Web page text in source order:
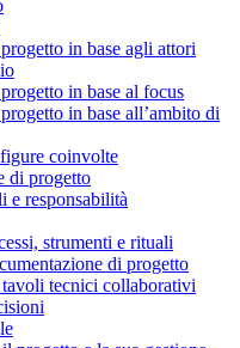
in base agli attori
in base al focus
in base all’ambito di
coinvolte
di progetto
e responsabilità
strumenti e rituali
di progetto
tecnici collaborativi